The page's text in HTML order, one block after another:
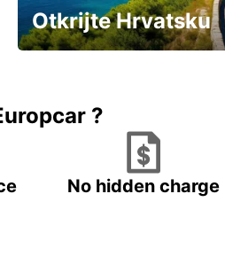
Otkrijte Hrvatsku
?
No hidden charge